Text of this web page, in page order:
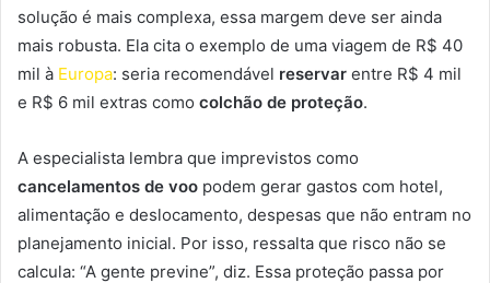
solução é mais complexa, essa margem deve ser ainda
mais robusta. Ela cita o exemplo de uma viagem de R$ 40
mil à Europa: seria recomendável reservar entre R$ 4 mil
e R$ 6 mil extras como colchão de proteção.
A especialista lembra que imprevistos como
cancelamentos de voo podem gerar gastos com hotel,
alimentação e deslocamento, despesas que não entram no
planejamento inicial. Por isso, ressalta que risco não se
calcula: “A gente previne”, diz. Essa proteção passa por